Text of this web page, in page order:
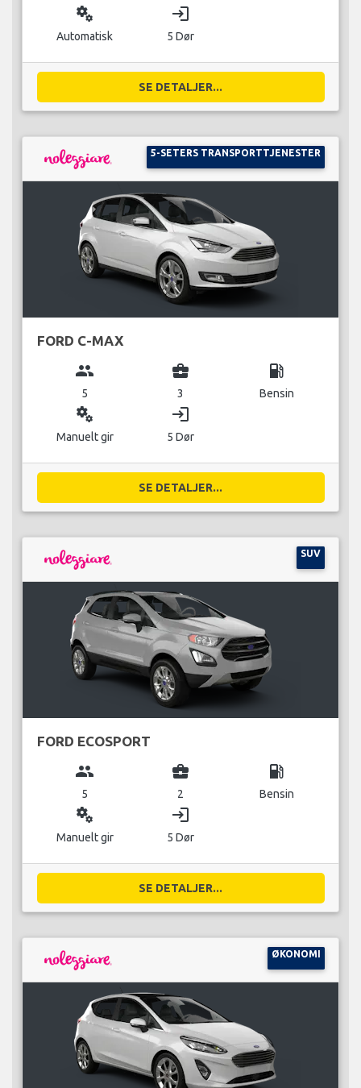
miscellaneous_services
Automatisk
login
5 Dør
SE DETALJER...
5-SETERS TRANSPORTTJENESTER
FORD C-MAX
group
5
business_center
3
local_gas_station
Bensin
miscellaneous_services
Manuelt gir
login
5 Dør
SE DETALJER...
SUV
FORD ECOSPORT
group
5
business_center
2
local_gas_station
Bensin
miscellaneous_services
Manuelt gir
login
5 Dør
SE DETALJER...
ØKONOMI